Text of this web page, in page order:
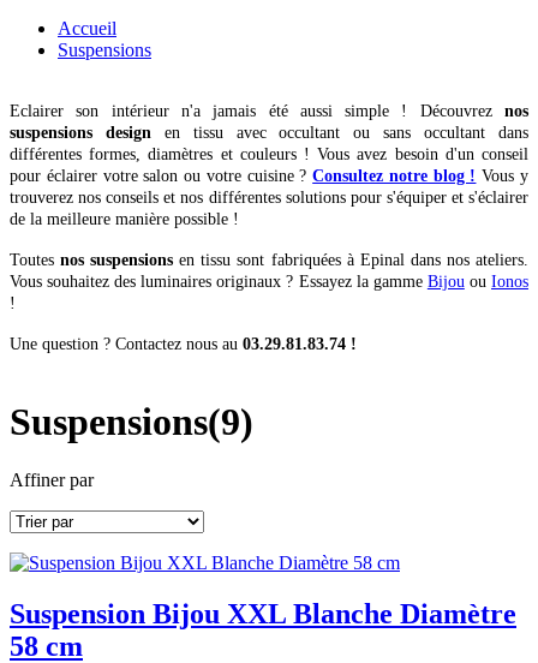
Accueil
Suspensions
Suspensions(9)
Affiner par
Eclairer son intérieur n'a jamais été aussi simple ! Découvrez nos
suspensions designen tissu avec occultant ou sans occultant dans
différentes formes, diamètres et couleurs ! Vous avez besoin d'un conseil
pour éclairer votre salon ou votre cuisine ?Consultez notre blog ! Vous y
trouverez nos conseils et nos différentes solutions pour s'équiper et s'éclairer
de la meilleure manière possible !
Toutesnos suspensions en tissu sont fabriquées à Epinal dans nos ateliers.
Vous souhaitez des luminaires originaux ? Essayez la gamme BijououIonos
!
Une question ? Contactez nous au 03.29.81.83.74 !
Suspension Bijou XXL Blanche Diamètre
58 cm